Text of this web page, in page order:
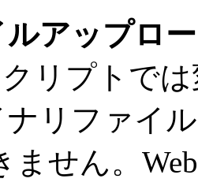
アップロ
リプトで
リファイ
ません。